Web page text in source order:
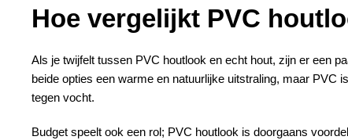
Hoe vergelijkt PVC
Als je twijfelt tussen PVC houtlook en echt hout, zijn er een
beide opties een warme en natuurlijke uitstraling, maar PVC
tegen vocht.
Budget speelt ook een rol; PVC houtlook is doorgaans